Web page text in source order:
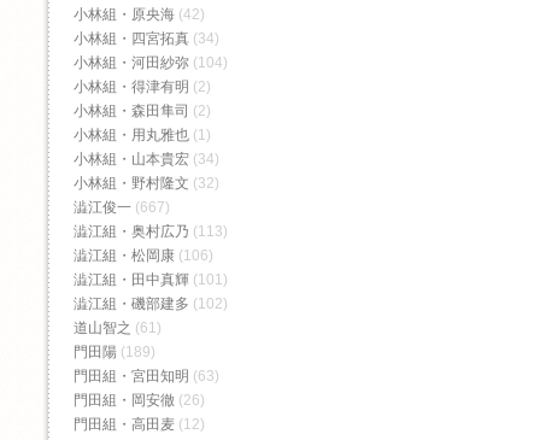
小林組・原央海 (42)
小林組・四宮拓真 (34)
小林組・河田紗弥 (104)
小林組・得津有明 (2)
小林組・森田隼司 (2)
小林組・用丸雅也 (1)
小林組・山本貴宏 (34)
小林組・野村隆文 (32)
澁江俊一 (667)
澁江組・奥村広乃 (113)
澁江組・松岡康 (106)
澁江組・田中真輝 (101)
澁江組・磯部建多 (102)
道山智之 (61)
門田陽 (189)
門田組・宮田知明 (63)
門田組・岡安徹 (26)
門田組・高田麦 (12)